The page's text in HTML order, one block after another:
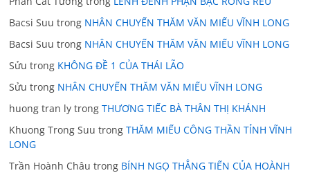
Bacsi Suu trong NHÂN CHUYẾN THĂM VĂN MIẾU VĨNH LONG
Bacsi Suu trong NHÂN CHUYẾN THĂM VĂN MIẾU VĨNH LONG
Sửu trong KHÔNG ĐỀ 1 CỦA THÁI LÃO
Sửu trong NHÂN CHUYẾN THĂM VĂN MIẾU VĨNH LONG
huong tran ly trongTHƯƠNG TIẾC BÀ THÂN THỊ KHÁNH
Khuong Trong Suu trongTHĂM MIẾU CÔNG THẦN TỈNH VĨNH
LONG
Trần Hoành Châu trong BÍNH NGỌ THẲNG TIẾN CỦA HOÀNH